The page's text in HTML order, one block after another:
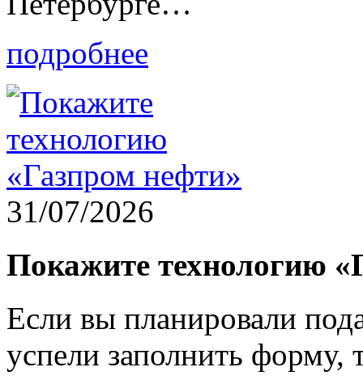
подробнее
31/07/2026
Покажите технологию
Если вы планировали
успели заполнить